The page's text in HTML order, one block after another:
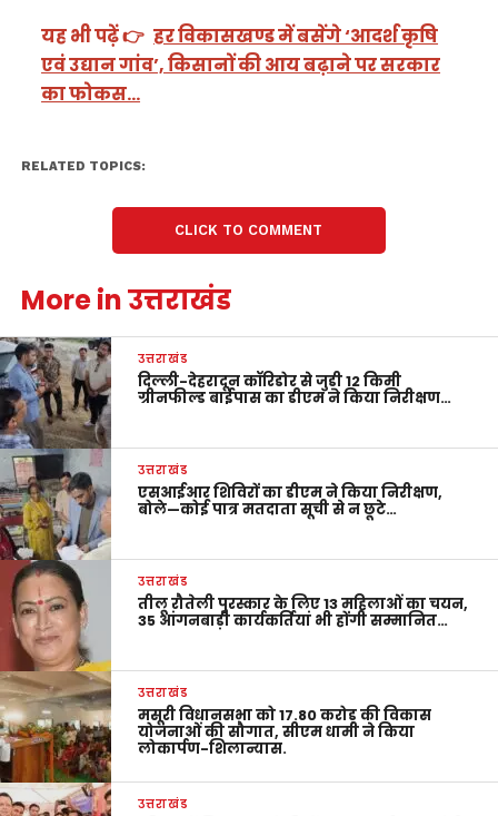
यह भी पढ़ें 👉 हर विकासखण्ड में बसेंगे ‘आदर्श कृषि
एवं उद्यान गांव’, किसानों की आय बढ़ाने पर सरकार
का फोकस…
RELATED TOPICS:
CLICK TO COMMENT
More in उत्तराखंड
उत्तराखंड
दिल्ली-देहरादून कॉरिडोर से जुड़ी 12 किमी
ग्रीनफील्ड बाईपास का डीएम ने किया निरीक्षण…
उत्तराखंड
एसआईआर शिविरों का डीएम ने किया निरीक्षण,
बोले—कोई पात्र मतदाता सूची से न छूटे…
उत्तराखंड
तीलू रौतेली पुरस्कार के लिए 13 महिलाओं का चयन,
35 आंगनबाड़ी कार्यकर्तियां भी होंगी सम्मानित…
उत्तराखंड
मसूरी विधानसभा को 17.80 करोड़ की विकास
योजनाओं की सौगात, सीएम धामी ने किया
लोकार्पण-शिलान्यास.
उत्तराखंड